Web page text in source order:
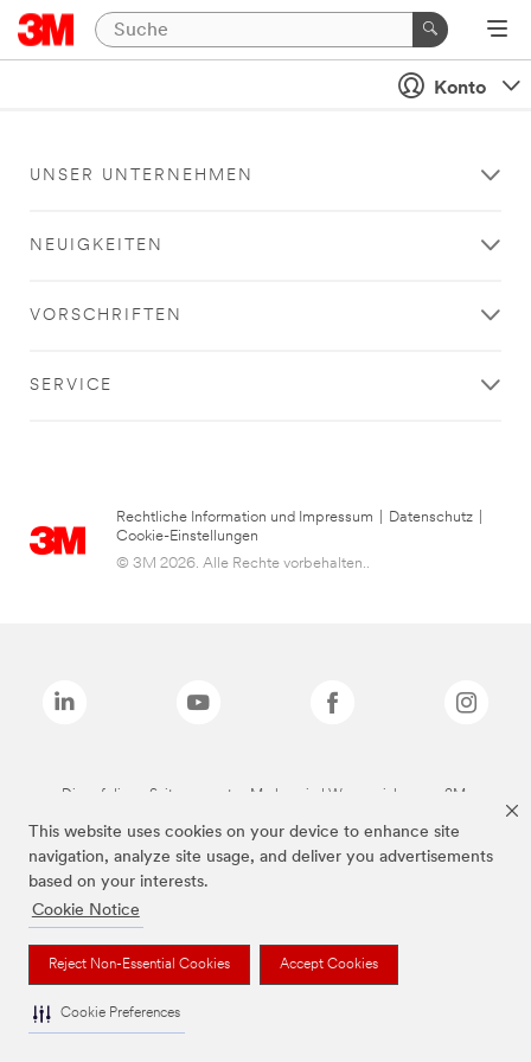
This website uses cookies on your device to enhance site
navigation, analyze site usage, and deliver you advertisements
based on your interests.
Cookie Notice
Reject Non-Essential Cookies Accept Cookies
Cookie Preferences
Konto
UNSER UNTERNEHMEN
NEUIGKEITEN
VORSCHRIFTEN
SERVICE
Rechtliche Information und Impressum Datenschutz
Cookie-Einstellungen
© 3M 2026. Alle Rechte vorbehalten..
Die auf dieser Seite genannten Marken sind Warenzeichen von 3M.